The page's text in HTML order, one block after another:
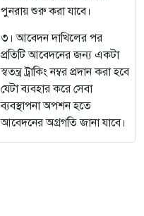
পুনরায় শুরু করা যাবে।
৩। আবেদন দাখিলের পর
প্রতিটি আবেদনের জন্য একটা
স্বতন্ত্র ট্রাকিং নম্বর প্রদান করা হবে
যেটা ব্যবহার করে সেবা
ব্যবস্থাপনা অপশন হতে
আবেদনের অগ্রগতি জানা যাবে।